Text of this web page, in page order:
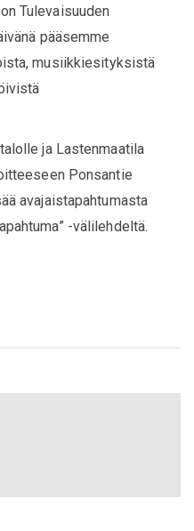
Tulevaisuuden
pääsemme
musiikkiesityksistä
ja Lastenmaatila
Ponsantie
avajaistapahtumasta
-välilehdeltä.